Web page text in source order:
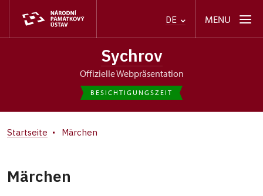
DE MENU
Sychrov
offizielle Webpräsentation
BESICHTIGUNGSZEIT
Startseite Märchen
Märchen